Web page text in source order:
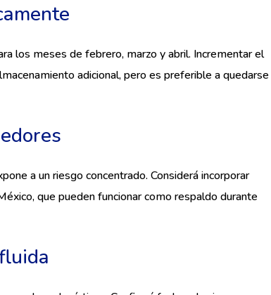
los meses de febrero, marzo y abril. Incrementar el
adicional, pero es preferible a quedarse
a un riesgo concentrado. Considerá incorporar
que pueden funcionar como respaldo durante